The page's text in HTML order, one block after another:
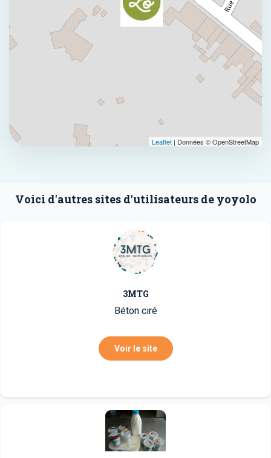
Leaflet | Données © OpenStreetMap
Voici d'autres sites d'utilisateurs de yoyolo
3MTG
Béton ciré
Voir le site